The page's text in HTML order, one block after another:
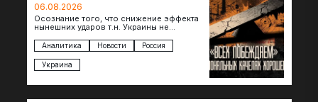
06.08.2026
Осознание того, что снижение эффекта
нынешних ударов т.н. Украины не
возможностей — повод задаться
вопросом: что делать…
Аналитика Новости Россия
Украина